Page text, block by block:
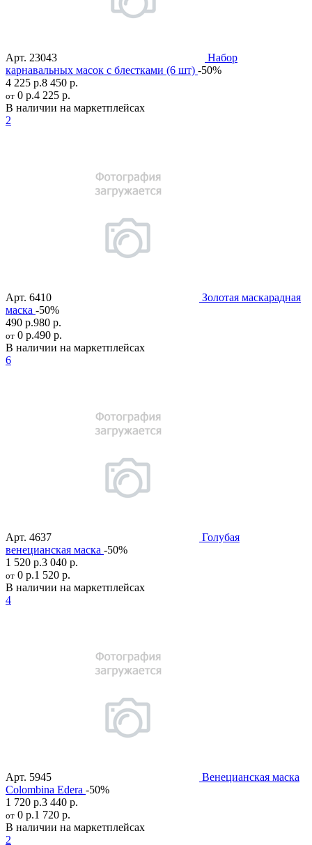
Арт. 23043
Набор
карнавальных масок с блестками (6 шт) -50%
4 225 р.8 450 р.
от 0 р.4 225 р.
В наличии на маркетплейсах
2
Арт. 6410
Золотая маскарадная
маска -50%
490 р.980 р.
от 0 р.490 р.
В наличии на маркетплейсах
6
Арт. 4637
Голубая
венецианская маска -50%
1 520 р.3 040 р.
от 0 р.1 520 р.
В наличии на маркетплейсах
4
Арт. 5945
Венецианская маска
Colombina Edera -50%
1 720 р.3 440 р.
от 0 р.1 720 р.
В наличии на маркетплейсах
2